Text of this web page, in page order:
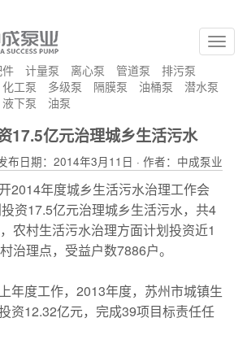
计量泵 离心泵 管道泵
排污泵
化工泵 多级泵 隔膜泵 油桶泵
潜水泵
液下泵 油泵
17.5亿元治理城乡生活污水
布日期：2014年3月11日 · 作者：中成泵业
2014年度城乡生活污水治理工作会
资17.5亿元治理城乡生活污水，共4
农村生活污水治理方面计划投资近1
治理点，受益户数7886户。
度工作，2013年度，苏州市城镇生
资12.32亿元，完成39项目标责任任